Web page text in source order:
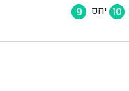
10 יחס 9